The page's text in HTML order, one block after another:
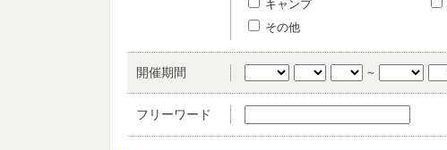
キャンプ
その他
開催期間 ～
フリーワード